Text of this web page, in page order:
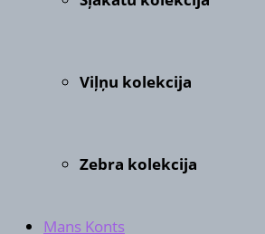
Viļņu kolekcija
Zebra kolekcija
Mans Konts